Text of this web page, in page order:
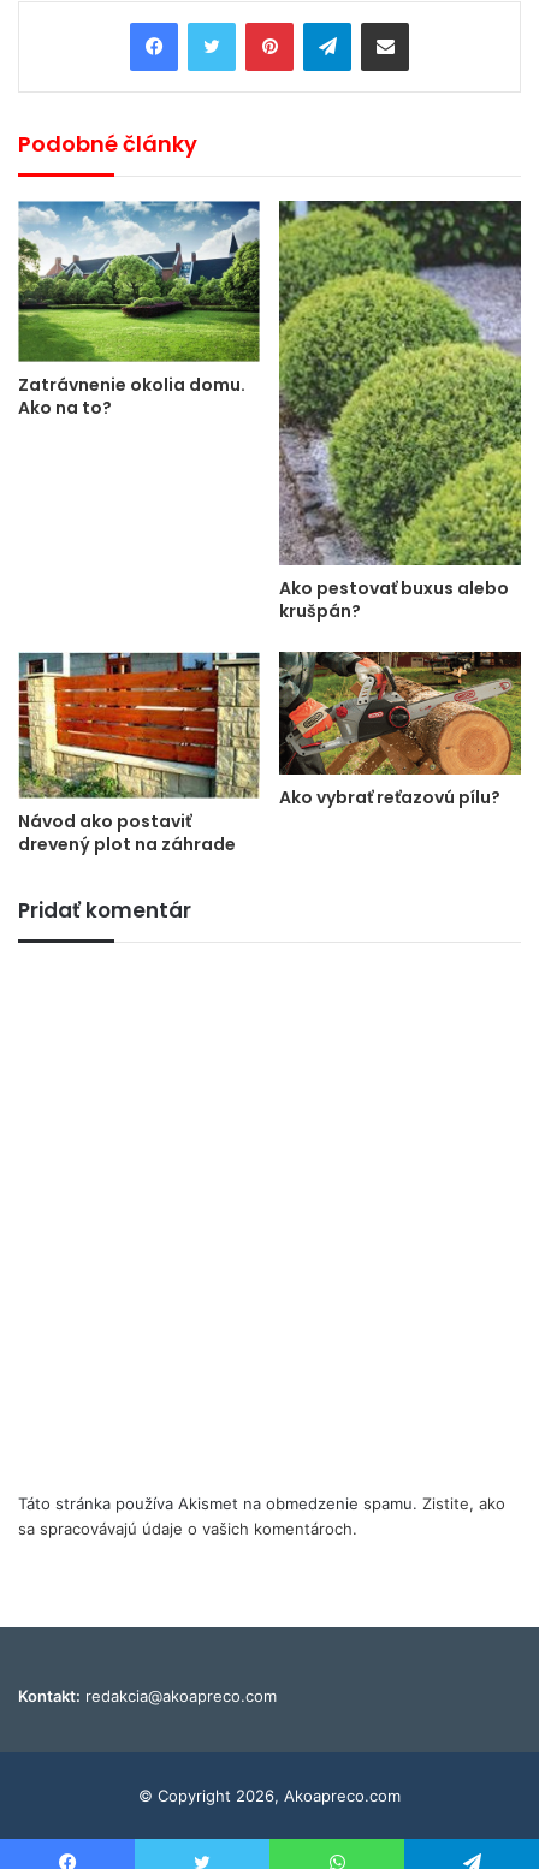
PinterestTelegramShare via Email
Podobné články
Zatrávnenie okolia domu.
Ako na to?
Ako pestovať buxus alebo
krušpán?
Návod ako postaviť
drevený plot na záhrade
Ako vybrať reťazovú pílu?
Pridať komentár
Táto stránka používa Akismet na obmedzenie spamu. Zistite, ako
sa spracovávajú údaje o vašich komentároch.
Kontakt: redakcia@akoapreco.com
© Copyright 2026, Akoapreco.com